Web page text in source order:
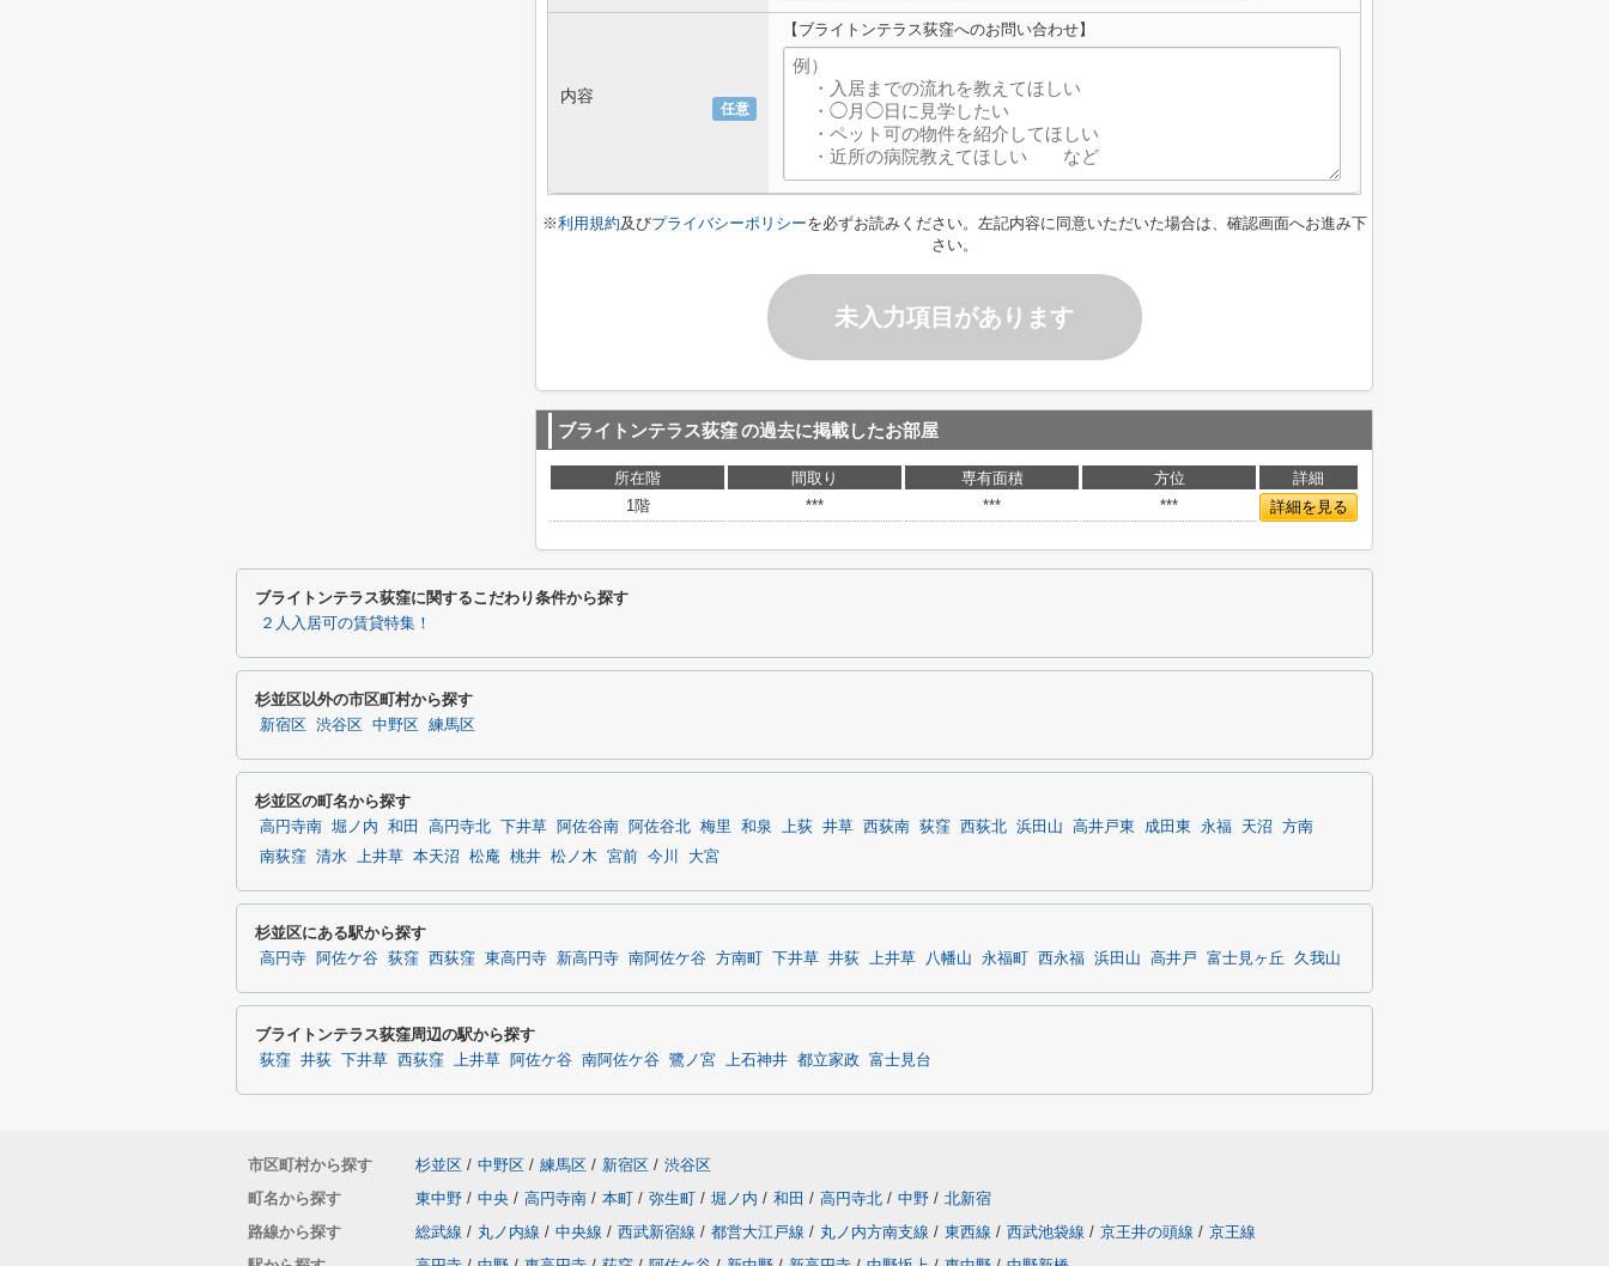
任意
内容
【ブライトンテラス荻窪へのお問い合わせ】
※利用規約及びプライバシーポリシーを必ずお読みください。左記内容に同意いただいた場合は、確認画面へお進み下
さい。
未入力項目があります
ブライトンテラス荻窪の過去に掲載したお部屋
所在階 間取り 専有面積 方位
詳細
1階
*** *** *** 詳細を見る
ブライトンテラス荻窪に関するこだわり条件から探す
２人入居可の賃貸特集！
杉並区以外の市区町村から探す
新宿区 渋谷区 中野区 練馬区
杉並区の町名から探す
高円寺南 堀ノ内 和田 高円寺北 下井草 阿佐谷南 阿佐谷北 梅里 和泉 上荻 井草 西荻南 荻窪 西荻北 浜田山 高井戸東 成田東 永福 天沼
方南
南荻窪 清水 上井草 本天沼 松庵 桃井 松ノ木 宮前 今川 大宮
杉並区にある駅から探す
高円寺 阿佐ケ谷 荻窪 西荻窪 東高円寺 新高円寺 南阿佐ケ谷 方南町 下井草 井荻 上井草 八幡山 永福町 西永福 浜田山 高井戸 富士見ヶ丘 久我山
ブライトンテラス荻窪周辺の駅から探す
荻窪 井荻 下井草 西荻窪 上井草 阿佐ケ谷 南阿佐ケ谷 鷺ノ宮 上石神井 都立家政 富士見台
市区町村から探す 杉並区 / 中野区 / 練馬区 / 新宿区 / 渋谷区
町名から探す
東中野 / 中央 / 高円寺南 / 本町 / 弥生町 / 堀ノ内 / 和田 / 高円寺北 / 中野 / 北新宿
路線から探す
総武線 / 丸ノ内線 / 中央線 / 西武新宿線 / 都営大江戸線 / 丸ノ内方南支線 / 東西線 / 西武池袋線 / 京王井の頭線 / 京王線